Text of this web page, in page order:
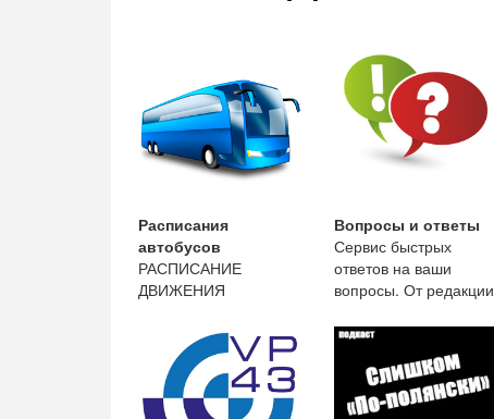
Расписания
автобусов
РАСПИСАНИЕ
ДВИЖЕНИЯ
«Краснополянская
автоколонна» с 13 мая
2019
Вопросы и ответы
Сервис быстрых
ответов на ваши
вопросы. От редакции